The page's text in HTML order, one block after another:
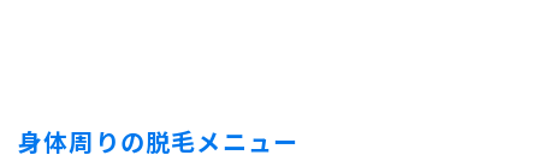
身体周りの脱毛メニュー